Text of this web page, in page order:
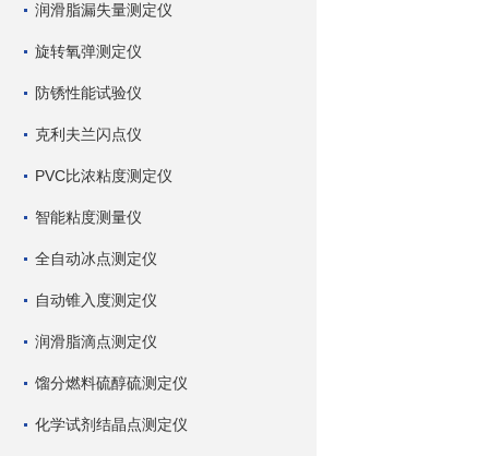
润滑脂漏失量测定仪
旋转氧弹测定仪
防锈性能试验仪
克利夫兰闪点仪
PVC比浓粘度测定仪
智能粘度测量仪
全自动冰点测定仪
自动锥入度测定仪
润滑脂滴点测定仪
馏分燃料硫醇硫测定仪
化学试剂结晶点测定仪